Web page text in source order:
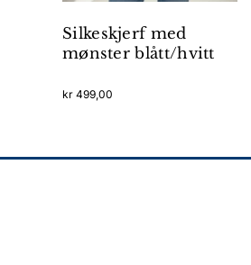
Silkeskjerf med
mønster blått/hvitt
kr 499,00